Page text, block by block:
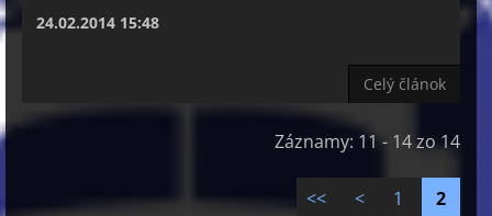
24.02.2014 15:48
Celý článok
Záznamy: 11 - 14 zo 14
<< < 1 2